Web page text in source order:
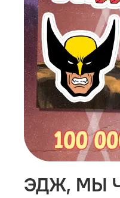
ЭДЖ, МЫ